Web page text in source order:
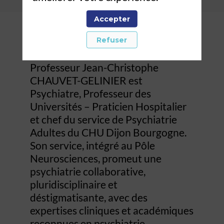
Professeur Jean-Christophe
CHAUVET-GELINIER est
Psychiatre, Professeur des
Universités – Praticien Hospitalier
et chef du service de Psychiatrie
Adultes du CHU Dijon Bourgogne.
Son service, intégré au Pôle
Neurosciences, promeut une
psychiatrie collaborative,
pluridisciplinaire et
déstigmatisante, avec des
expertises cliniques et académiques
Accepter
Refuser